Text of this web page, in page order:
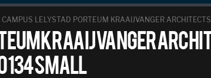
CAMPUS LELYSTAD PORTEUM KRAAIJVANGER
Kraaijvanger
small